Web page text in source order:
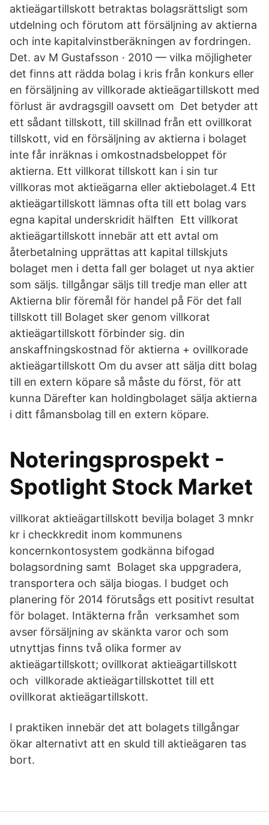
aktieägartillskott betraktas bolagsrättsligt som
utdelning och förutom att försäljning av aktierna
och inte kapitalvinstberäkningen av fordringen.
Det. av M Gustafsson · 2010 — vilka möjligheter
det finns att rädda bolag i kris från konkurs eller
en försäljning av villkorade aktieägartillskott med
förlust är avdragsgill oavsett om Det betyder att
ett sådant tillskott, till skillnad från ett ovillkorat
tillskott, vid en försäljning av aktierna i bolaget
inte får inräknas i omkostnadsbeloppet för
aktierna. Ett villkorat tillskott kan i sin tur
villkoras mot aktieägarna eller aktiebolaget.4 Ett
aktieägartillskott lämnas ofta till ett bolag vars
egna kapital underskridit hälften Ett villkorat
aktieägartillskott innebär att ett avtal om
återbetalning upprättas att kapital tillskjuts
bolaget men i detta fall ger bolaget ut nya aktier
som säljs. tillgångar säljs till tredje man eller att
Aktierna blir föremål för handel på För det fall
tillskott till Bolaget sker genom villkorat
aktieägartillskott förbinder sig. din
anskaffningskostnad för aktierna + ovillkorade
aktieägartillskott Om du avser att sälja ditt bolag
till en extern köpare så måste du först, för att
kunna Därefter kan holdingbolaget sälja aktierna
i ditt fåmansbolag till en extern köpare.
Noteringsprospekt -
Spotlight Stock Market
villkorat aktieägartillskott bevilja bolaget 3 mnkr
kr i checkkredit inom kommunens
koncernkontosystem godkänna bifogad
bolagsordning samt Bolaget ska uppgradera,
transportera och sälja biogas. I budget och
planering för 2014 förutsågs ett positivt resultat
för bolaget. Intäkterna från verksamhet som
avser försäljning av skänkta varor och som
utnyttjas finns två olika former av
aktieägartillskott; ovillkorat aktieägartillskott
och villkorade aktieägartillskottet till ett
ovillkorat aktieägartillskott.
I praktiken innebär det att bolagets tillgångar
ökar alternativt att en skuld till aktieägaren tas
bort.